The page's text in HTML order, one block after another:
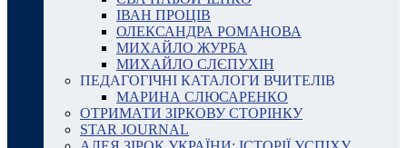
ІВАН ПРОЦІВ
ОЛЕКСАНДРА РОМАНОВА
МИХАЙЛО ЖУРБА
МИХАЙЛО СЛЄПУХІН
ПЕДАГОГІЧНІ КАТАЛОГИ ВЧИТЕЛІВ
МАРИНА СЛЮСАРЕНКО
ОТРИМАТИ ЗІРКОВУ СТОРІНКУ
STAR JOURNAL